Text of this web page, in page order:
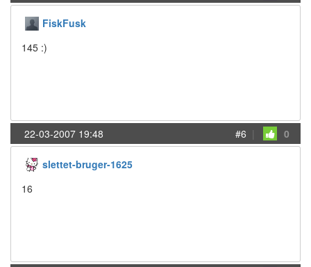
FiskFusk
145 :)
22-03-2007 19:48 #6 | 0
slettet-bruger-1625
16